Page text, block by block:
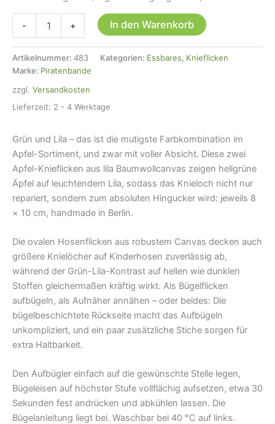
-
Knieflicken
grün-
lila,
x
10
+ In den Warenkorb
Artikelnummer: 483 Kategorien: Essbares, Knieflicken
Marke: Piratenbande
zzgl. Versandkosten
Lieferzeit: 2 - 4 Werktage
Grün und Lila – das ist die mutigste Farbkombination im
Apfel-Sortiment, und zwar mit voller Absicht. Diese zwei
Apfel-Knieflicken aus lila Baumwollcanvas zeigen hellgrüne
Äpfel auf leuchtendem Lila, sodass das Knieloch nicht nur
repariert, sondern zum absoluten Hingucker wird: jeweils 8
× 10 cm, handmade in Berlin.
Die ovalen Hosenflicken aus robustem Canvas decken auch
größere Knielöcher auf Kinderhosen zuverlässig ab,
während der Grün-Lila-Kontrast auf hellen wie dunklen
Stoffen gleichermaßen kräftig wirkt. Als Bügelflicken
aufbügeln, als Aufnäher annähen – oder beides: Die
bügelbeschichtete Rückseite macht das Aufbügeln
unkompliziert, und ein paar zusätzliche Stiche sorgen für
extra Haltbarkeit.
Den Aufbügler einfach auf die gewünschte Stelle legen,
Bügeleisen auf höchster Stufe vollflächig aufsetzen, etwa 30
Sekunden fest andrücken und abkühlen lassen. Die
Bügelanleitung liegt bei. Waschbar bei 40 °C auf links.